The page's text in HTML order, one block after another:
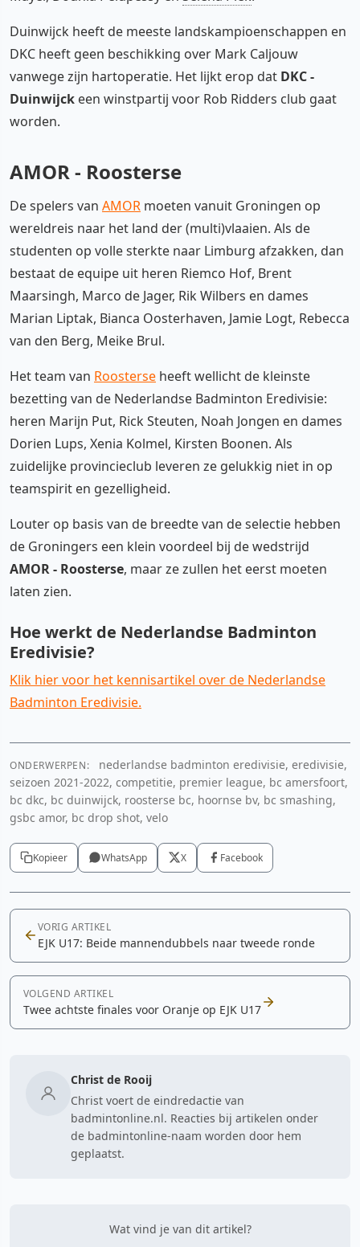
Duinwijck heeft de meeste landskampioenschappen en
DKC heeft geen beschikking over Mark Caljouw
vanwege zijn hartoperatie. Het lijkt erop dat DKC -
Duinwijck een winstpartij voor Rob Ridders club gaat
worden.
AMOR - Roosterse
De spelers van AMOR moeten vanuit Groningen op
wereldreis naar het land der (multi)vlaaien. Als de
studenten op volle sterkte naar Limburg afzakken, dan
bestaat de equipe uit heren Riemco Hof, Brent
Maarsingh, Marco de Jager, Rik Wilbers en dames
Marian Liptak, Bianca Oosterhaven, Jamie Logt, Rebecca
van den Berg, Meike Brul.
Het team van Roosterse heeft wellicht de kleinste
bezetting van de Nederlandse Badminton Eredivisie:
heren Marijn Put, Rick Steuten, Noah Jongen en dames
Dorien Lups, Xenia Kolmel, Kirsten Boonen. Als
zuidelijke provincieclub leveren ze gelukkig niet in op
teamspirit en gezelligheid.
Louter op basis van de breedte van de selectie hebben
de Groningers een klein voordeel bij de wedstrijd
AMOR - Roosterse, maar ze zullen het eerst moeten
laten zien.
Hoe werkt de Nederlandse Badminton
Eredivisie?
Klik hier voor het kennisartikel over de Nederlandse
Badminton Eredivisie.
ONDERWERPEN:
nederlandse badminton eredivisie, eredivisie,
seizoen 2021-2022, competitie, premier league, bc amersfoort,
bc dkc, bc duinwijck, roosterse bc, hoornse bv, bc smashing,
gsbc amor, bc drop shot, velo
Kopieer WhatsApp X Facebook
VORIG ARTIKEL
EJK U17: Beide mannendubbels naar tweede ronde
VOLGEND ARTIKEL
Twee achtste finales voor Oranje op EJK U17
Christ de Rooij
Christ voert de eindredactie van
badmintonline.nl. Reacties bij artikelen onder
de badmintonline-naam worden door hem
geplaatst.
Wat vind je van dit artikel?